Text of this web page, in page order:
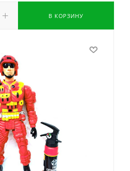
В КОРЗИНУ